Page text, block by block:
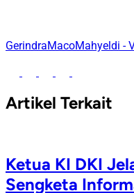
GerindraMacoMahyeldi -
Artikel Terkait
Ketua KI DKI
Sengketa